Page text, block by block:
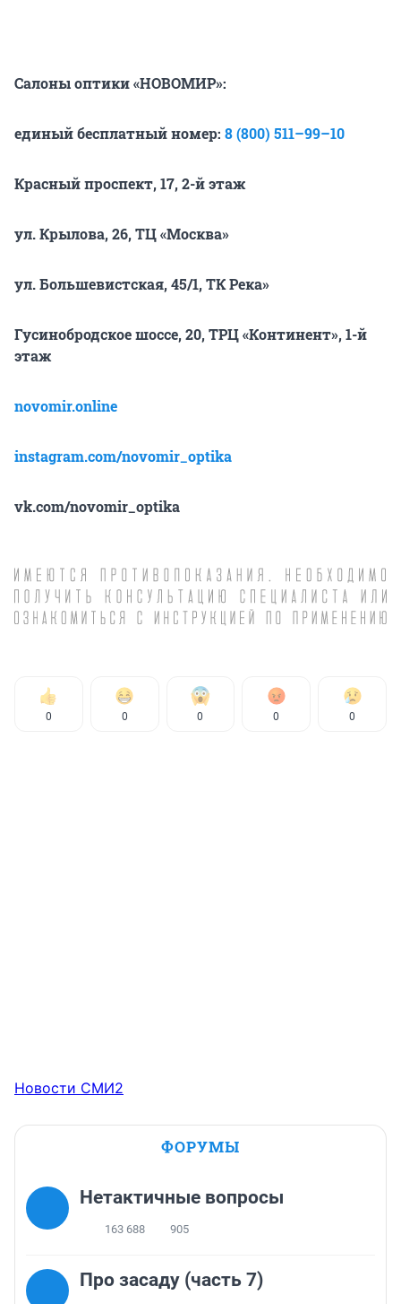
Салоны оптики «НОВОМИР»:
единый бесплатный номер: 8 (800) 511–99–10
Краcный проспект, 17, 2-й этаж
ул. Крылова, 26, ТЦ «Москва»
ул. Большевистская, 45/1, ТК Река»
Гусинобродское шоссе, 20, ТРЦ «Континент», 1-й
этаж
novomir.online
instagram.com/novomir_optika
vk.com/novomir_optika
0 0 0 0 0
Новости СМИ2
ФОРУМЫ
Нетактичные вопросы
163 688 905
Про засаду (часть 7)